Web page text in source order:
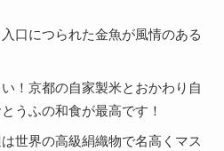
口につられた金魚が風情のある
！京都の自家製米とおかわり自
うふの和食が最高です！
世界の高級絹織物で名高くマス